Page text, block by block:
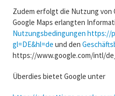
Zudem erfolgt die Nutzung von
Google Maps erlangten
Nutzungsbedingungen https://
gl=DE&hl=de und den
https://www.google.com/intl/
Überdies bietet Google unter